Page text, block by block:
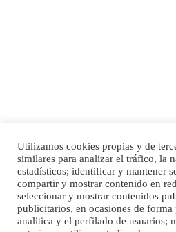
SHIBA PERDIDO AVDA JOSE MESA Y
PERRO MACHO RAZA SHIBA CON
MESA Y LOPEZ. ES MUY ASUSTADIZO
Leales.org » Gran Canaria | 6.7.2025
Inicio Publicidad
Aviso Legal
Enlaces de
Utilizamos cookies propias y de
similares para analizar el tráfico, la
estadísticos; identificar y mantener
compartir y mostrar contenido en
seleccionar y mostrar contenidos
publicitarios, en ocasiones de forma
analítica y el perfilado de usuarios;